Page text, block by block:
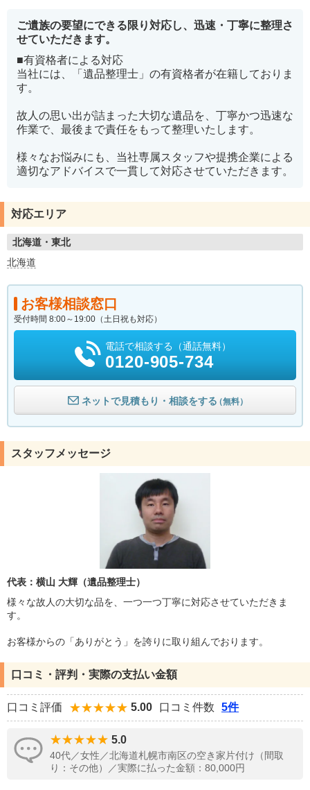
ご遺族の要望にできる限り対応し、迅速・丁寧に整理さ
せていただきます。
■有資格者による対応
当社には、「遺品整理士」の有資格者が在籍しておりま
す。
故人の思い出が詰まった大切な遺品を、丁寧かつ迅速な
作業で、最後まで責任をもって整理いたします。
様々なお悩みにも、当社専属スタッフや提携企業による
適切なアドバイスで一貫して対応させていただきます。
対応エリア
北海道・東北
北海道
お客様相談窓口
受付時間 8:00～19:00（土日祝も対応）
電話で相談する（通話無料）
0120-905-734
ネットで見積もり・相談をする（無料）
スタッフメッセージ
代表：横山 大輝（遺品整理士）
様々な故人の大切な品を、一つ一つ丁寧に対応させていただきま
す。
お客様からの「ありがとう」を誇りに取り組んでおります。
口コミ・評判・実際の支払い金額
口コミ評価 5.00 口コミ件数 5件
5.0
40代／女性／北海道札幌市南区の空き家片付け（間取
り：その他）／実際に払った金額：80,000円